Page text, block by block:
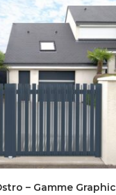
– Gamme Graphic